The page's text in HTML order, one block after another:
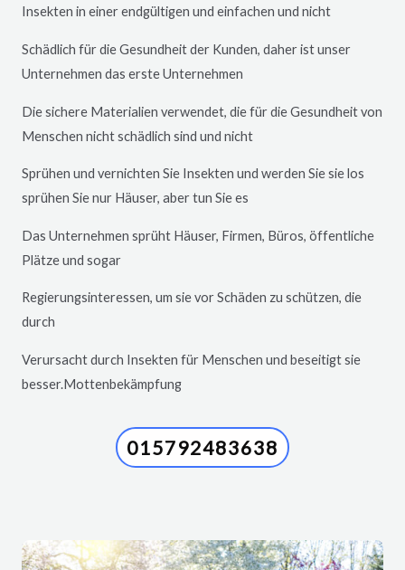
Insekten in einer endgültigen und einfachen und nicht
Schädlich für die Gesundheit der Kunden, daher ist unser
Unternehmen das erste Unternehmen
Die sichere Materialien verwendet, die für die Gesundheit von
Menschen nicht schädlich sind und nicht
Sprühen und vernichten Sie Insekten und werden Sie sie los
sprühen Sie nur Häuser, aber tun Sie es
Das Unternehmen sprüht Häuser, Firmen, Büros, öffentliche
Plätze und sogar
Regierungsinteressen, um sie vor Schäden zu schützen, die
durch
Verursacht durch Insekten für Menschen und beseitigt sie
besser.Mottenbekämpfung
015792483638